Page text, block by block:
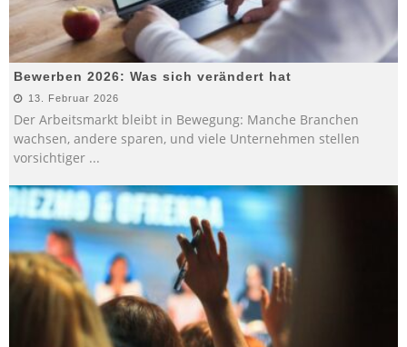
Bewerben 2026: Was sich verändert hat
13. Februar 2026
Der Arbeitsmarkt bleibt in Bewegung: Manche Branchen
wachsen, andere sparen, und viele Unternehmen stellen
vorsichtiger ...